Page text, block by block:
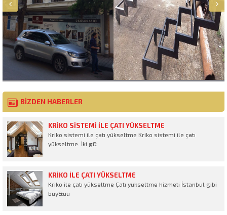
BİZDEN HABERLER
KRIKO SISTEMI ILE ÇATI YÜKSELTME
Kriko sistemi ile çatı yükseltme Kriko sistemi ile çatı
yükseltme. İki g&
KRIKO ILE ÇATI YÜKSELTME
Kriko ile çatı yükseltme Çatı yükseltme hizmeti İstanbul gibi
büy&uu